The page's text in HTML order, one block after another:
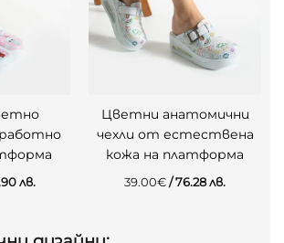
лв.
Цветни анатомични
чехли от естествена
кожа на платформа
39.00€ / 76.28 лв.